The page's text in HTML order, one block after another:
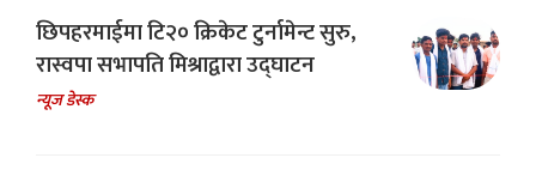
छिपहरमाईमा टि२० क्रिकेट टुर्नामेन्ट सुरु,
रास्वपा सभापति मिश्राद्वारा उद्घाटन
न्यूज डेस्क